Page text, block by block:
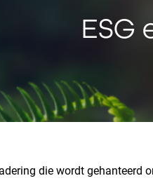
ESG
die wordt gehanteerd